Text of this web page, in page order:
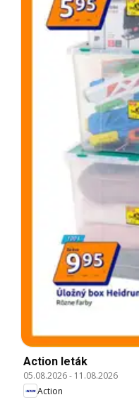
Action leták
05.08.2026- 11.08.2026
Action